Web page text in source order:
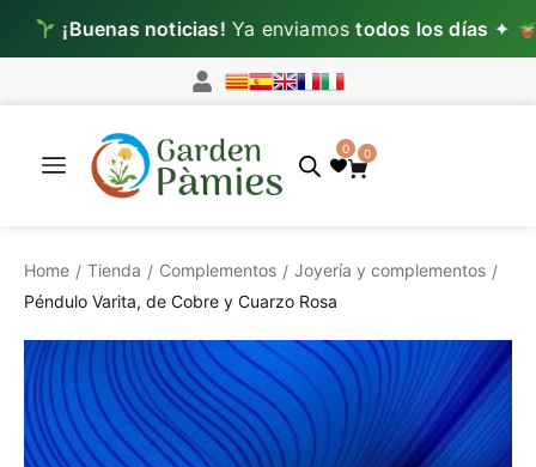
¡Buenas noticias!Ya enviamostodos los días✦
0 0
Home / Tienda / Complementos / Joyería y complementos /
Péndulo Varita, de Cobre y Cuarzo Rosa